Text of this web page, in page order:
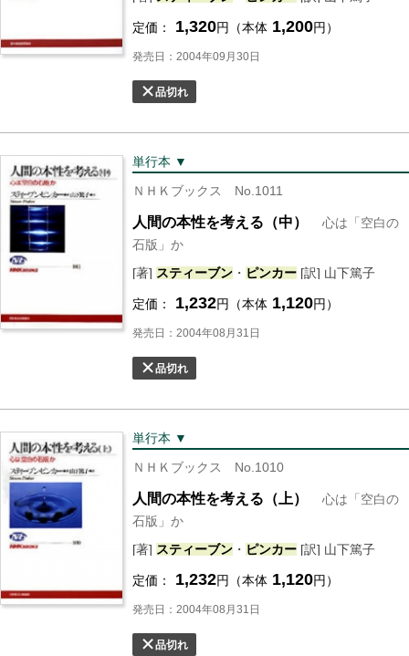
定価： 1,320円（本体 1,200円）
発売日：2004年09月30日
品切れ
単行本 ▼
ＮＨＫブックス No.1011
人間の本性を考える（中）
心は「空白の
石版」か
[著] スティーブン ・ ピンカー [訳] 山下篤子
定価： 1,232円（本体 1,120円）
発売日：2004年08月31日
品切れ
単行本 ▼
ＮＨＫブックス No.1010
人間の本性を考える（上）
心は「空白の
石版」か
[著] スティーブン ・ ピンカー [訳] 山下篤子
定価： 1,232円（本体 1,120円）
発売日：2004年08月31日
品切れ